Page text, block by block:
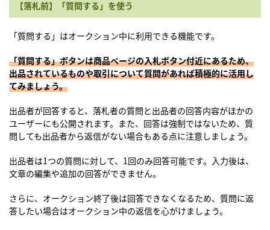
【落札前】「質問する」を使う
「質問する」はオークション中に利用できる機能です。
「質問する」ボタンは商品ページの入札ボタン付近にあるため、
出品されているものや取引について質問があれば積極的に活用し
てみましょう。
出品者が回答すると、落札者の質問と出品者の回答内容がほかの
ユーザーにも公開されます。また、回答は強制ではないため、質
問しても出品者から返信がない場合もある点に注意しましょう。
出品者は1つの質問に対して、1回のみ回答可能です。入力後は、
文章の編集や追加の回答ができません。
さらに、オークション終了後は回答できなくなるため、質問に返
答したい場合はオークション中の返信を心がけましょう。